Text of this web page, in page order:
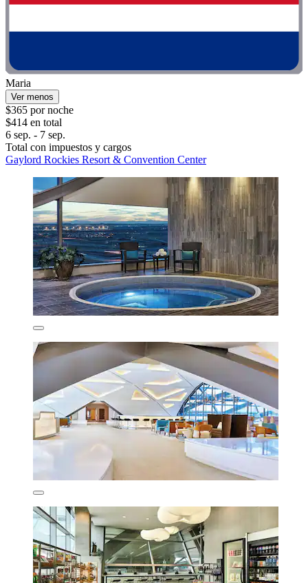
Maria
Ver menos
$365 por noche
$414 en total
6 sep. - 7 sep.
Total con impuestos y cargos
Gaylord Rockies Resort & Convention Center